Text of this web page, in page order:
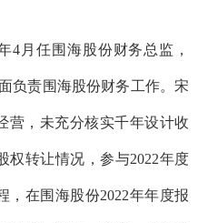
4月任围海股份财务总监，
负责围海股份财务工作。宋
营， 未充分核实千年设计收
权转让情况，参与2022年度
， 在围海股份2022年年度报